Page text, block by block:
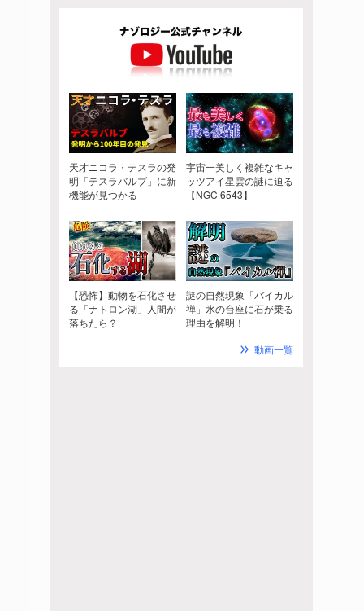
天才ニコラ・テスラの発
明「テスラバルブ」に新
機能が見つかる
宇宙一美しく複雑なキャ
ッツアイ星雲の謎に迫る
【NGC 6543】
【恐怖】動物を石化させ
る「ナトロン湖」人間が
落ちたら？
謎の自然現象「バイカル
禅」氷の台座に石が乗る
理由を解明！
動画一覧